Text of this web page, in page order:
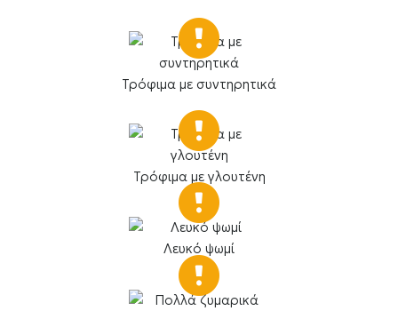
Τρόφιμα με συντηρητικά
Τρόφιμα με γλουτένη
Λευκό ψωμί